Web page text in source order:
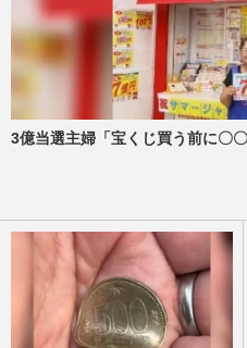
3億当選主婦「宝くじ買う前に〇